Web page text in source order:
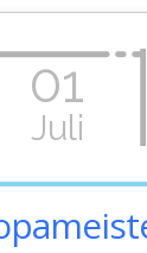
01
Juli